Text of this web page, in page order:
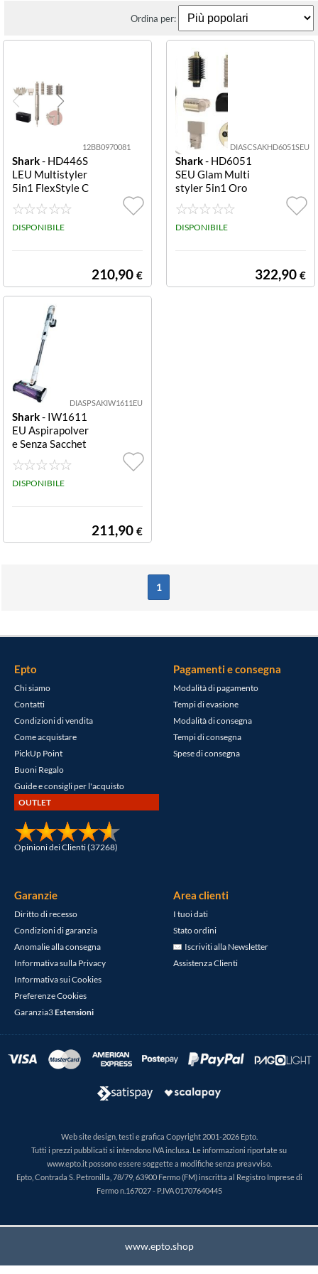
Ordina per:
12BB0970081
Shark- HD446S
LEU Multistyler
5in1 FlexStyle C
hampagne 5in1
DISPONIBILE
210,90 €
DIASCSAKHD6051SEU
Shark- HD6051
SEU Glam Multi
styler 5in1 Oro
5in1
DISPONIBILE
322,90 €
DIASPSAKIW1611EU
Shark- IW1611
EU Aspirapolver
e Senza Sacchet
to a Batteria 0,4
2 L SCOPA RIC
60MIN FILTRO
DISPONIBILE
211,90 €
1
Epto
Chi siamo
Contatti
Condizioni di vendita
Come acquistare
PickUp Point
Buoni Regalo
Guide e consigli per l'acquisto
OUTLET
Opinioni dei Clienti (37268)
Pagamenti e consegna
Modalità di pagamento
Tempi di evasione
Modalità di consegna
Tempi di consegna
Spese di consegna
Garanzie
Diritto di recesso
Condizioni di garanzia
Anomalie alla consegna
Informativa sulla Privacy
Informativa sui Cookies
Preferenze Cookies
Garanzia3Estensioni
Area clienti
I tuoi dati
Stato ordini
Iscriviti alla Newsletter
Assistenza Clienti
Web site design, testi e grafica Copyright 2001-2026 Epto.
Tutti i prezzi pubblicati si intendono IVA inclusa. Le informazioni riportate su
www.epto.it possono essere soggette a modifiche senza preavviso.
Epto, Contrada S. Petronilla, 78/79, 63900 Fermo (FM) inscritta al Registro Imprese di
Fermo n.167027 - P.IVA 01707640445
www.epto.shop